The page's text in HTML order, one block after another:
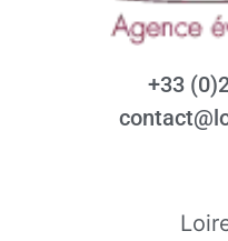
+33